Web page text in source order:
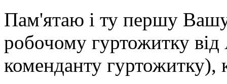
Пам'ятаю і ту першу Вашу
робочому гуртожитку
коменданту